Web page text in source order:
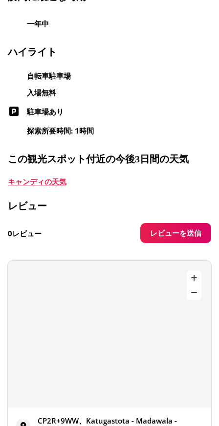
一年中
ハイライト
自転車駐車場
入場無料
駐車場あり
探索所要時間: 1時間
この観光スポット付近の今後3日間の天気
キャンディの天気
レビュー
0レビュー レビューを送信
CP2R+9WW、Katugastota - Madawala -